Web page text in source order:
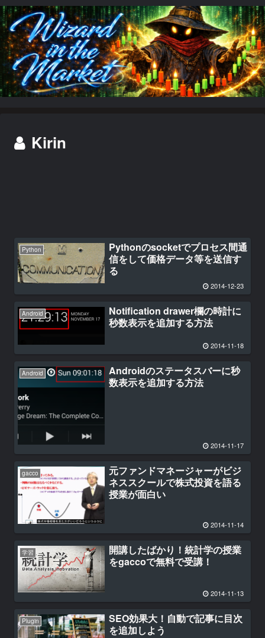
Kirin
Python
Pythonのsocketでプロセス間通
信をして価格データ等を送信す
る
2014-12-23
Android
Notification drawer欄の時計に
秒数表示を追加する方法
2014-11-18
Android
Androidのステータスバーに秒
数表示を追加する方法
2014-11-17
gacco
元ファンドマネージャーがビジ
ネススクールで株式投資を語る
授業が面白い
2014-11-14
学習
開講したばかり！統計学の授業
をgaccoで無料で受講！
2014-11-13
Plugin
SEO効果大！自動で記事に目次
を追加しよう